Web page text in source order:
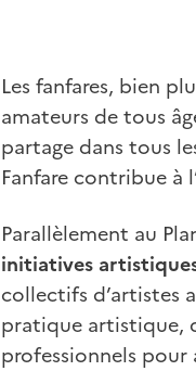
Les fanfares, bien
amateurs de tous
partage dans tous
Fanfare contribue à
Parallèlement au
initiatives
collectifs d’artistes
pratique artistique,
professionnels